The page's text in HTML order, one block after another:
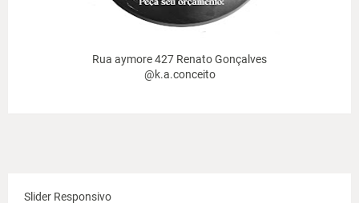
Rua aymore 427 Renato Gonçalves
@k.a.conceito
Slider Responsivo